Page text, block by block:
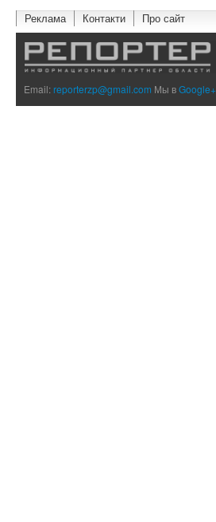
Реклама Контакти Про сайт
Email:reporterzp@gmail.com Мы вGoogle+